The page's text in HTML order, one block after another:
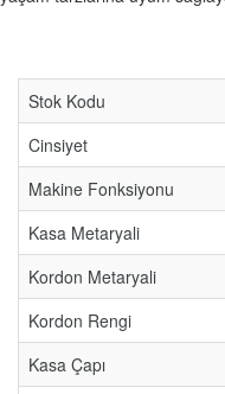
Stok Kodu
Cinsiyet
Makine Fonksiyonu
Kasa Metaryali
Kordon Metaryali
Kordon Rengi
Kasa Çapı